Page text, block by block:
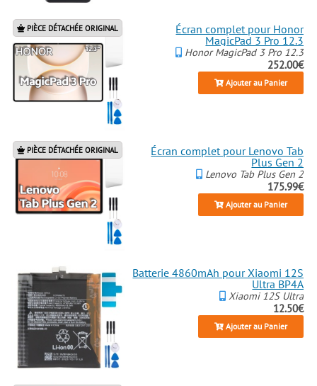
PIÈCE DÉTACHÉE ORIGINAL
Écran complet pour Honor
MagicPad 3 Pro 12.3
Honor MagicPad 3 Pro 12.3
252.00€
Ajouter au Panier
PIÈCE DÉTACHÉE ORIGINAL
Écran complet pour Lenovo Tab
Plus Gen 2
Lenovo Tab Plus Gen 2
175.99€
Ajouter au Panier
Batterie 4860mAh pour Xiaomi 12S
Ultra BP4A
Xiaomi 12S Ultra
12.50€
Ajouter au Panier